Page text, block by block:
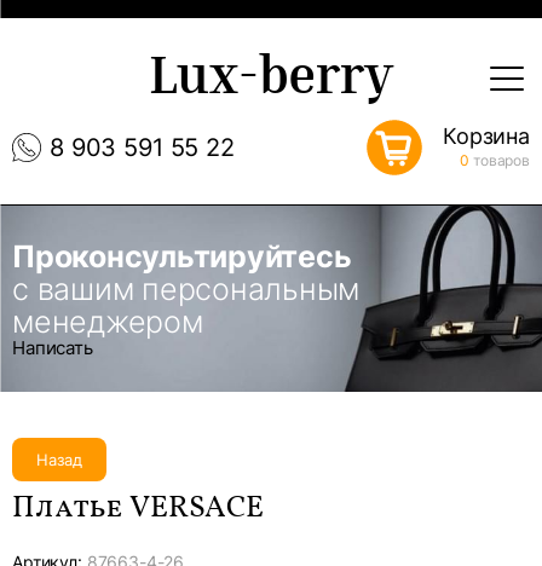
8 903 591 55 22
Lux-berry
Корзина
0 товаров
Проконсультируйтесь
с вашим персональным
менеджером
Написать
Назад
Платье VERSACE
Артикул: 87663-4-26